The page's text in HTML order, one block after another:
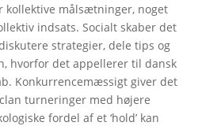
kollektive målsætninger, noget
indsats. Socialt skaber det
strategier, dele tips og
hvorfor det appellerer til dansk
Konkurrencemæssigt giver det
turneringer med højere
fordel af et ‘hold’ kan